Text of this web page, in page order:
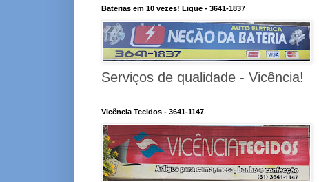
Baterias em 10 vezes! Ligue - 3641-1837
Serviços de qualidade - Vicência!
Vicência Tecidos - 3641-1147